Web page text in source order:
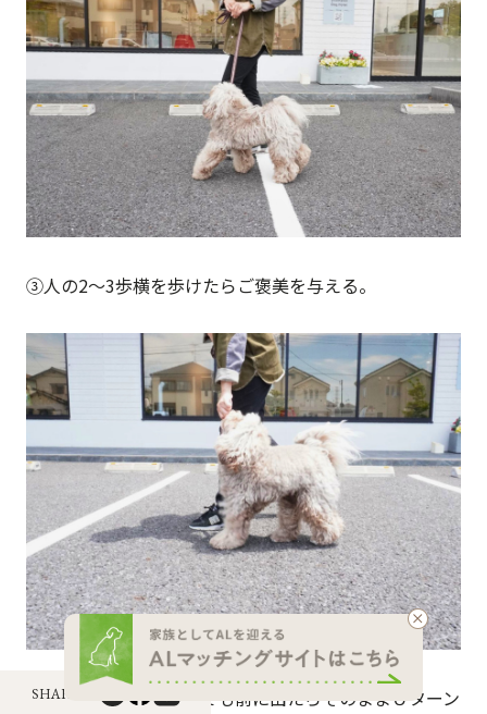
③人の2～3歩横を歩けたらご褒美を与える。
④愛犬が自分より少しでも前に出たらそのままＵターン
SHARE !